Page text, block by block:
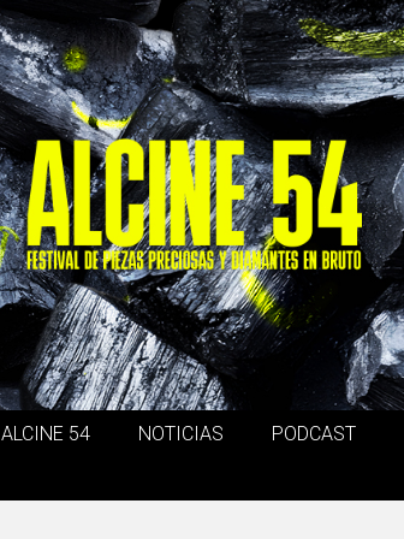
ALCINE 54 NOTICIAS PODCAST